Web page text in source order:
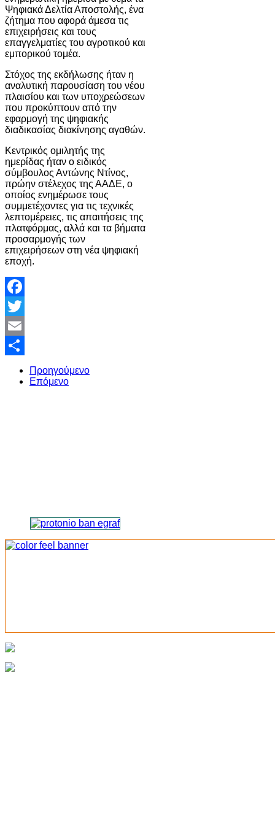
Ψηφιακά Δελτία Αποστολής, ένα
ζήτημα που αφορά άμεσα τις
επιχειρήσεις και τους
επαγγελματίες του αγροτικού και
εμπορικού τομέα.
Στόχος της εκδήλωσης ήταν η
αναλυτική παρουσίαση του νέου
πλαισίου και των υποχρεώσεων
που προκύπτουν από την
εφαρμογή της ψηφιακής
διαδικασίας διακίνησης αγαθών.
Κεντρικός ομιλητής της
ημερίδας ήταν ο ειδικός
σύμβουλος Αντώνης Ντίνος,
πρώην στέλεχος της ΑΑΔΕ, ο
οποίος ενημέρωσε τους
συμμετέχοντες για τις τεχνικές
λεπτομέρειες, τις απαιτήσεις της
πλατφόρμας, αλλά και τα βήματα
προσαρμογής των
επιχειρήσεων στη νέα ψηφιακή
εποχή.
Facebook
Twitter
Email
Share
Προηγούμενο
Επόμενο